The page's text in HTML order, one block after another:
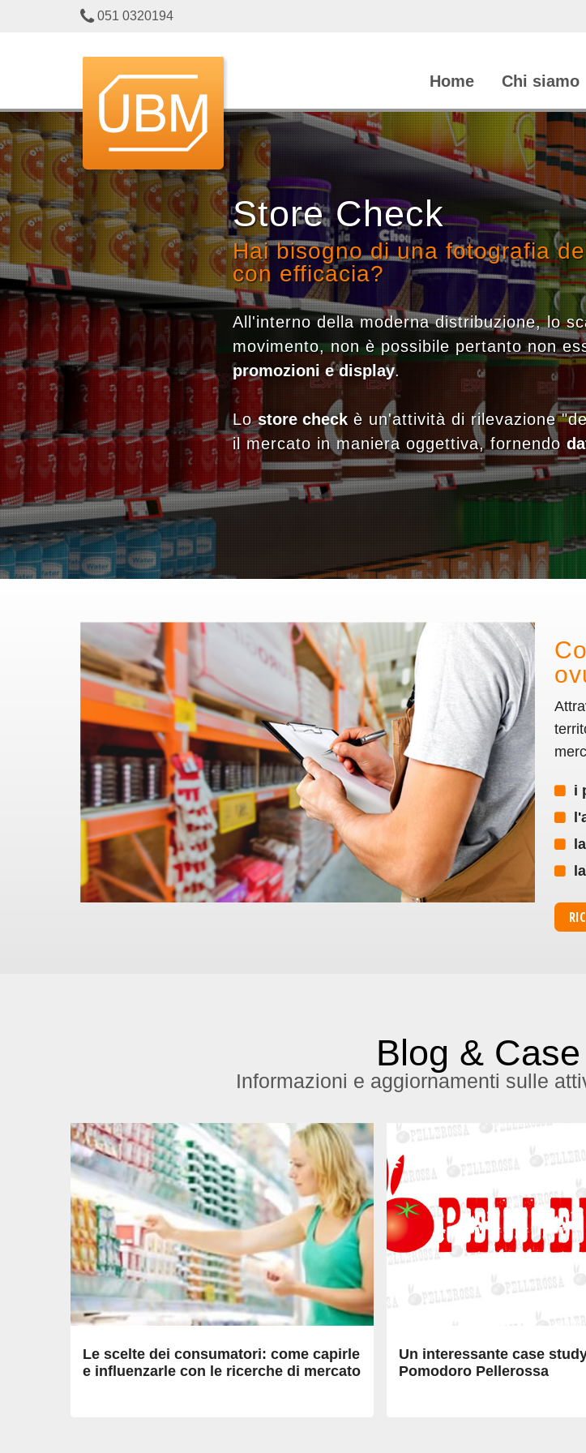
051 0320194
Home Chi siamo
Store Check
Hai bisogno di una fotografia
con efficacia?
All'interno della moderna distribuzione, lo
movimento, non è possibile pertanto non
promozioni e display.
Lostore checkè un'attività di rilevazione
il mercato in maniera oggettiva, fornendo
i
Blog &
Informazioni e aggiornamenti sulle
Le scelte dei consumatori: come capirle
e influenzarle con le ricerche di mercato
Un interessante case
Pomodoro Pellerossa